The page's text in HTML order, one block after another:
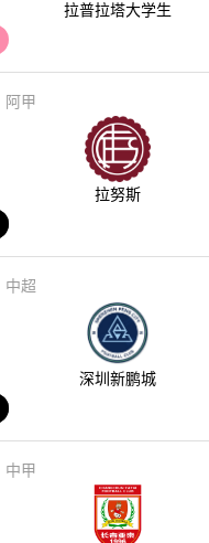
拉普拉塔大学生
阿甲
拉努斯
中超
深圳新鹏城
中甲